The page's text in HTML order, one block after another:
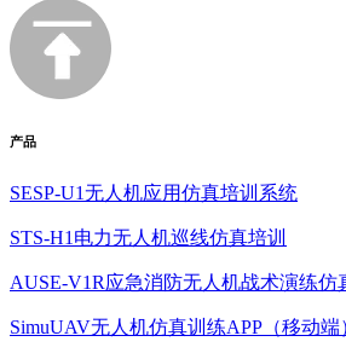
产品
SESP-U1无人机应用仿真培训系统
STS-H1电力无人机巡线仿真培训
AUSE-V1R应急消防无人机战术演练仿
SimuUAV无人机仿真训练APP（移动端